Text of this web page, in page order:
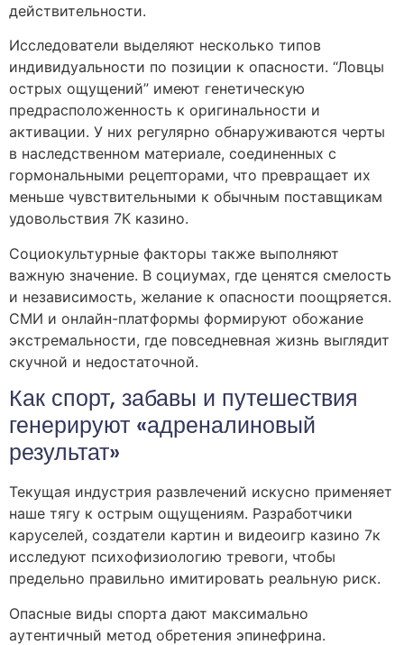
действительности.
Исследователи выделяют несколько типов
индивидуальности по позиции к опасности. “Ловцы
острых ощущений” имеют генетическую
предрасположенность к оригинальности и
активации. У них регулярно обнаруживаются черты
в наследственном материале, соединенных с
гормональными рецепторами, что превращает их
меньше чувствительными к обычным поставщикам
удовольствия 7К казино.
Социокультурные факторы также выполняют
важную значение. В социумах, где ценятся смелость
и независимость, желание к опасности поощряется.
СМИ и онлайн-платформы формируют обожание
экстремальности, где повседневная жизнь выглядит
скучной и недостаточной.
Как спорт, забавы и путешествия
генерируют «адреналиновый
результат»
Текущая индустрия развлечений искусно применяет
наше тягу к острым ощущениям. Разработчики
каруселей, создатели картин и видеоигр казино 7к
исследуют психофизиологию тревоги, чтобы
предельно правильно имитировать реальную риск.
Опасные виды спорта дают максимально
аутентичный метод обретения эпинефрина.